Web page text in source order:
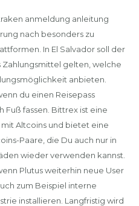
anmeldung anleitung
nach besonders zu
In El Salvador soll der
gelten, welche
anbieten.
du einen Reisepass
Fuß fassen. Bittrex ist eine
Altcoins und bietet eine
Paare, die Du auch nur in
wieder verwenden kannst.
Plutus weiterhin neue User
zum Beispiel interne
installieren. Langfristig wird